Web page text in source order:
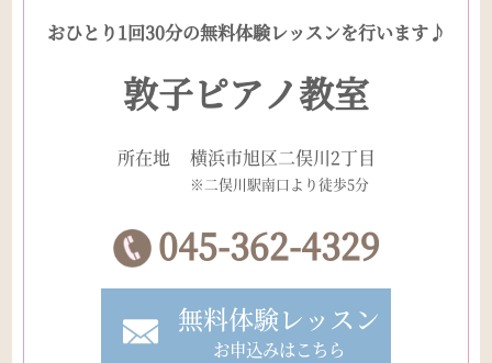
おひとり1回30分の無料体験レッスンを行います♪
敦子ピアノ教室
所在地 横浜市旭区二俣川2丁目
※二俣川駅南口より徒歩5分
045-362-4329
無料体験レッスン
お申込みはこちら